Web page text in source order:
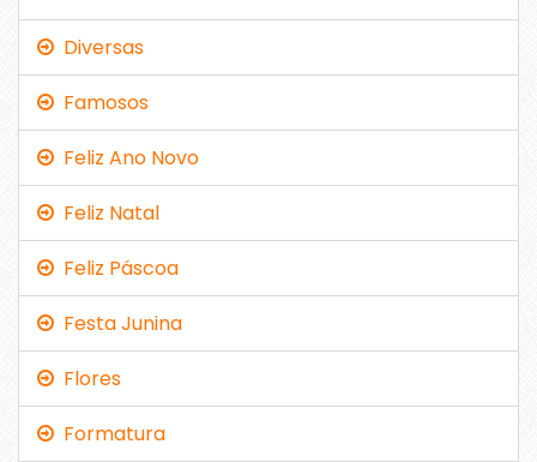
Diversas
Famosos
Feliz Ano Novo
Feliz Natal
Feliz Páscoa
Festa Junina
Flores
Formatura